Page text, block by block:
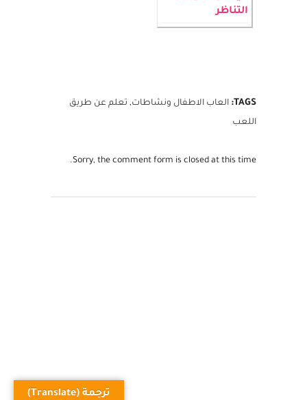
مطابقة اليمين مع
TAGS:
ترجمة (Translate)